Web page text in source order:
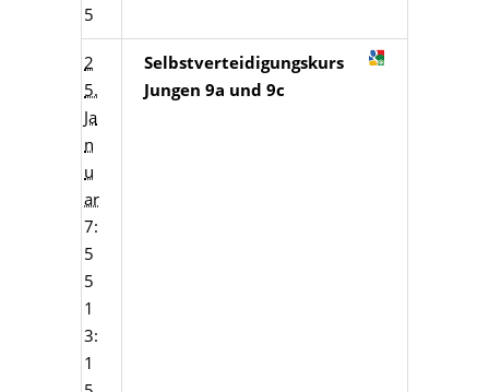
5
2
5.
Ja
n
u
ar
7:
5
5
1
3:
1
Selbstverteidigungskurs
Jungen 9a und 9c